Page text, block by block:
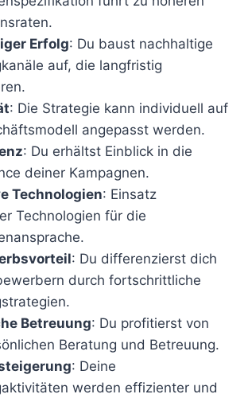
Erfolg: Du baust nachhaltige
auf, die langfristig
: Die Strategie kann individuell auf
angepasst werden.
: Du erhältst Einblick in die
deiner Kampagnen.
Technologien: Einsatz
Technologien für die
: Du differenzierst dich
durch fortschrittliche
Betreuung: Du profitierst von
Beratung und Betreuung.
: Deine
werden effizienter und